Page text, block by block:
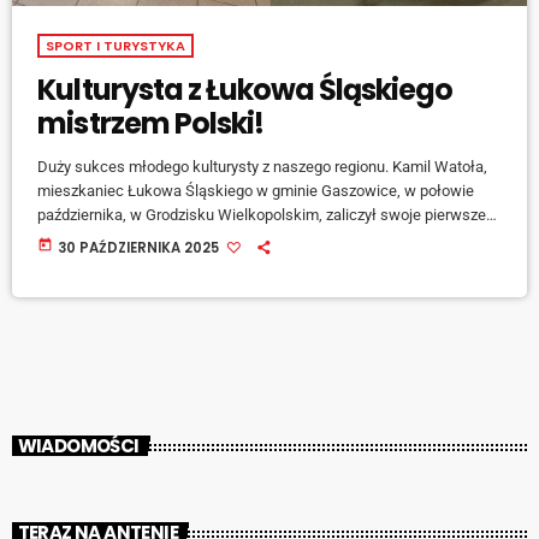
SPORT I TURYSTYKA
Kulturysta z Łukowa Śląskiego
mistrzem Polski!
Duży sukces młodego kulturysty z naszego regionu. Kamil Watoła,
mieszkaniec Łukowa Śląskiego w gminie Gaszowice, w połowie
października, w Grodzisku Wielkopolskim, zaliczył swoje pierwsze
starty w życiu, zajmując trzecie miejsce w mistrzostwach
today 30 PAŹDZIERNIKA 2025
WIADOMOŚCI
TERAZ NA ANTENIE